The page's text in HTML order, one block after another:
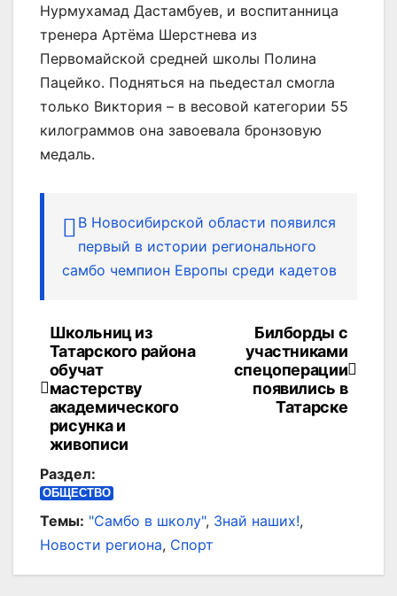
Нурмухамад Дастамбуев, и воспитанница
тренера Артёма Шерстнева из
Первомайской средней школы Полина
Пацейко. Подняться на пьедестал смогла
только Виктория – в весовой категории 55
килограммов она завоевала бронзовую
медаль.
В Новосибирской области появился
первый в истории регионального
самбо чемпион Европы среди кадетов
Навигация
по
записям
Билборды с
участниками
спецоперации
появились в
Татарске
Школьниц из
Татарского района
обучат
мастерству
академического
рисунка и
живописи
Раздел:
ОБЩЕСТВО
Темы: "Самбо в школу", Знай наших!,
Новости региона, Спорт